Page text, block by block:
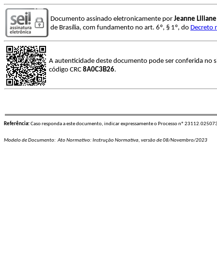
Documento assinado eletronicamente por Jeanne
de Brasília, com fundamento no art. 6º, § 1º, do Decreto
A autenticidade deste documento pode ser conferida no
código CRC 8A0C3B26.
Referência:Caso responda a este documento, indicar expressamente o Processo nº
Modelo de Documento: Ato Normativo: Instrução Normativa, versão de 08/Novembro/2023